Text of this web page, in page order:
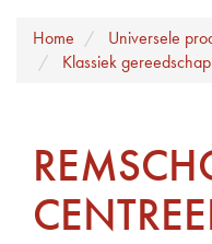
Home
Universele
Klassiek gereedschap